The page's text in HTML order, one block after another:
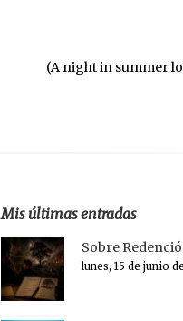
(A night in summer
Mis últimas entradas
Sobre
lunes, 15 de junio